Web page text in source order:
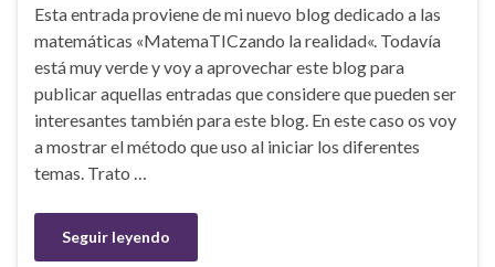
Esta entrada proviene de mi nuevo blog dedicado a las
matemáticas «MatemaTICzando la realidad«. Todavía
está muy verde y voy a aprovechar este blog para
publicar aquellas entradas que considere que pueden ser
interesantes también para este blog. En este caso os voy
a mostrar el método que uso al iniciar los diferentes
temas. Trato …
Seguir leyendo